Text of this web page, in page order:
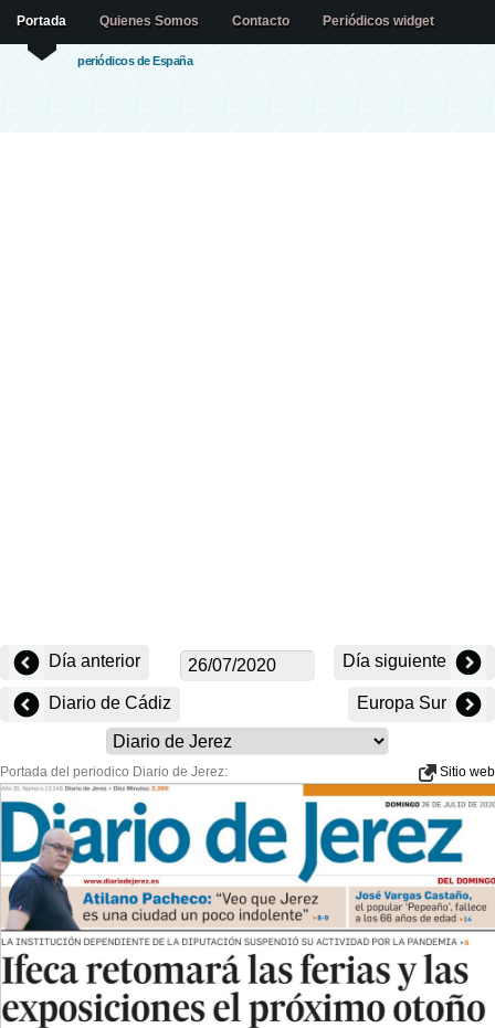
periódicos de España
Portada Quienes Somos Contacto Periódicos widget
Día anterior Día siguiente
Diario de Cádiz Europa Sur
Portada del periodico Diario de Jerez: Sitio web